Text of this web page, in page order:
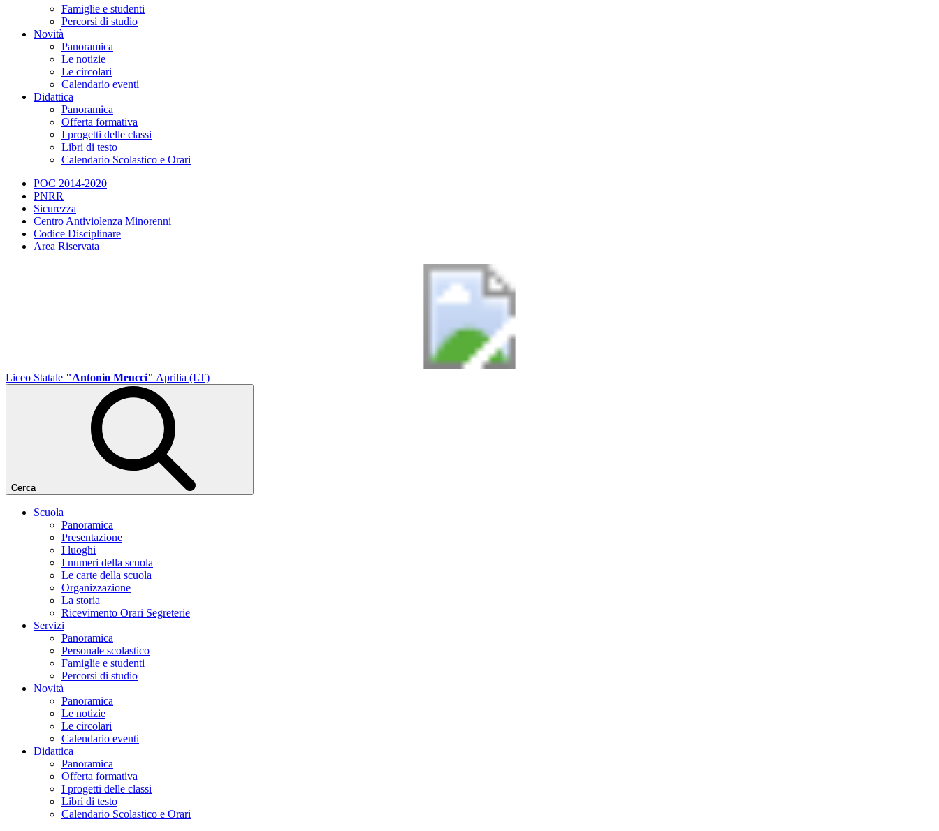
Famiglie e studenti
Percorsi di studio
Novità
Panoramica
Le notizie
Le circolari
Calendario eventi
Didattica
Panoramica
Offerta formativa
I progetti delle classi
Libri di testo
Calendario Scolastico e Orari
POC 2014-2020
PNRR
Sicurezza
Centro Antiviolenza Minorenni
Codice Disciplinare
Area Riservata
Liceo Statale "Antonio Meucci" Aprilia (LT)
Cerca
Scuola
Panoramica
Presentazione
I luoghi
I numeri della scuola
Le carte della scuola
Organizzazione
La storia
Ricevimento Orari Segreterie
Servizi
Panoramica
Personale scolastico
Famiglie e studenti
Percorsi di studio
Novità
Panoramica
Le notizie
Le circolari
Calendario eventi
Didattica
Panoramica
Offerta formativa
I progetti delle classi
Libri di testo
Calendario Scolastico e Orari